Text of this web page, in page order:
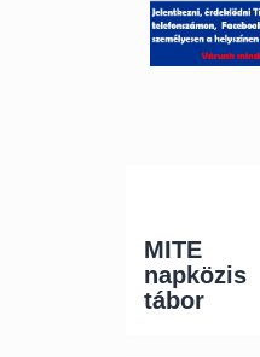
MITE
napközis
tábor